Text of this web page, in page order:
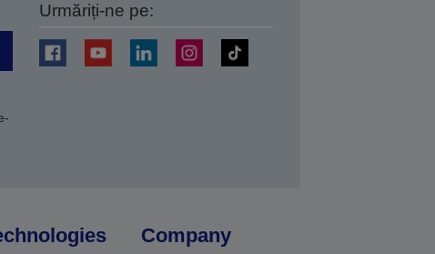
Urmăriți-ne pe:
Company